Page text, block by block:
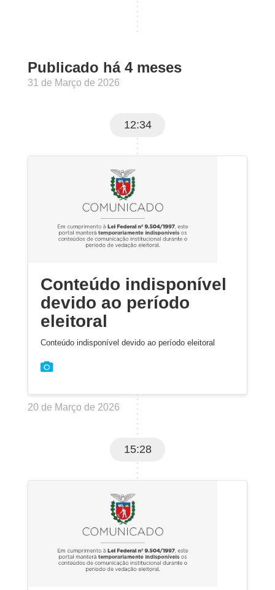
Publicado há 4 meses
31 de Março de 2026
12:34
Conteúdo indisponível
devido ao período
eleitoral
Conteúdo indisponível devido ao período eleitoral
20 de Março de 2026
15:28